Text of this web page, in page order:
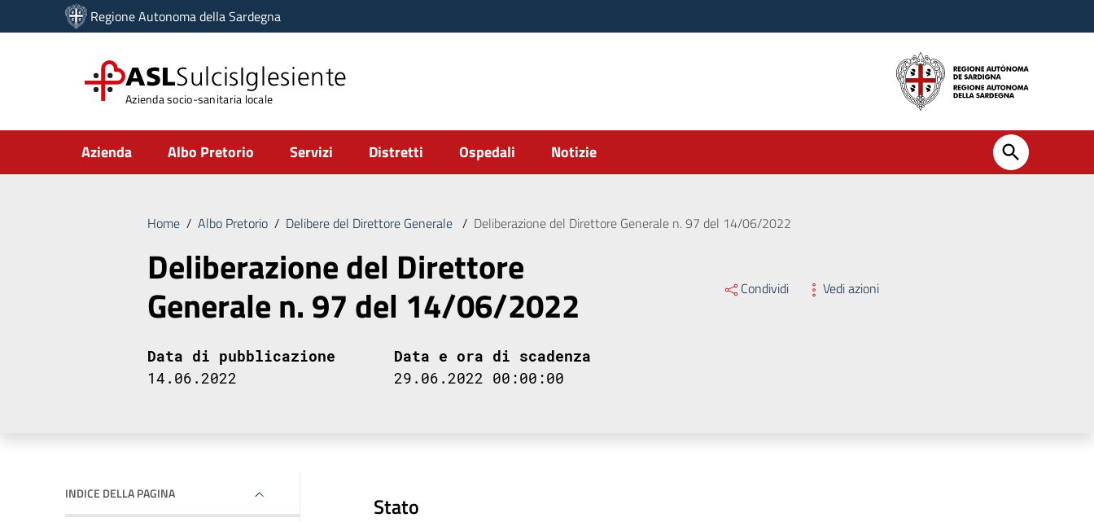
Vai ai contenuti
Vai al menu di navigazione
Regione Autonoma della Sardegna
ASLSulcisIglesiente
Azienda socio-sanitaria locale
Submenu
Azienda Albo Pretorio Servizi Distretti Ospedali Notizie
Home / Albo Pretorio / Delibere del Direttore Generale / Deliberazione del Direttore Generale n. 97 del 14/06/2022
Deliberazione del Direttore
Generale n. 97 del 14/06/2022 Condividi Vedi azioni
Data di pubblicazione
14.06.2022
Data e ora di scadenza
29.06.2022 00:00:00
INDICE DELLA PAGINA Stato